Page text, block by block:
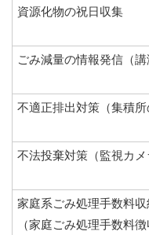
資源化物の祝日収集
ごみ減量の情報発信（講
不適正排出対策（集積所
不法投棄対策（監視カメ
家庭系ごみ処理手数料
（家庭ごみ処理手数料